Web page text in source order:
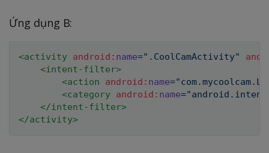
Ứng dụng B:
<activity android: name=" .CoolCamActivity"
<intent-filter>
<action android: name="
<category android: name="
</intent-filter>
</activity>